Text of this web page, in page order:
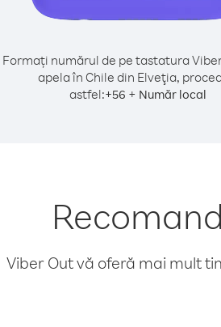
Formați numărul de pe tastatura
apela în Chile din Elveţia,
astfel:+56 + Număr local
Viber Out vă oferă mai mult